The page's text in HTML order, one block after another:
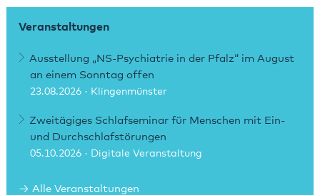
Veranstaltungen
Ausstellung „NS-Psychiatrie in der Pfalz“ im August
an einem Sonntag offen
23.08.2026 · Klingenmünster
Zweitägiges Schlafseminar für Menschen mit Ein-
und Durchschlafstörungen
05.10.2026 · Digitale Veranstaltung
Alle Veranstaltungen